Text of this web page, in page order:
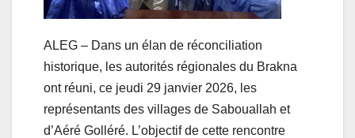
ALEG – Dans un élan de réconciliation
historique, les autorités régionales du Brakna
ont réuni, ce jeudi 29 janvier 2026, les
représentants des villages de Sabouallah et
d’Aéré Golléré. L’objectif de cette rencontre